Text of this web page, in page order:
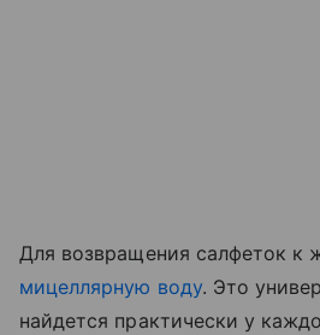
Для возвращения салфеток к
мицеллярную воду. Это
найдется практически у